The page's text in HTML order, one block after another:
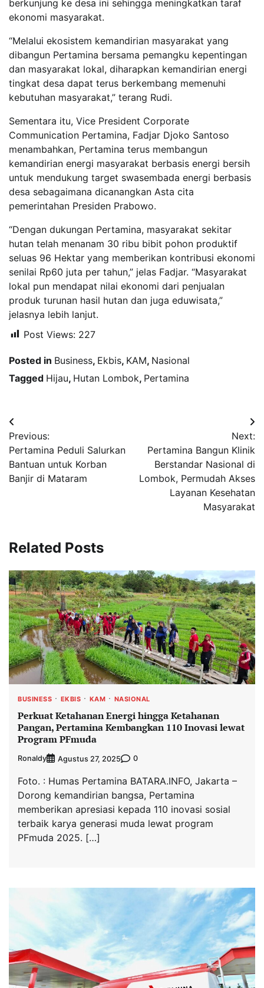
berkunjung ke desa ini sehingga meningkatkan taraf
ekonomi masyarakat.
“Melalui ekosistem kemandirian masyarakat yang
dibangun Pertamina bersama pemangku kepentingan
dan masyarakat lokal, diharapkan kemandirian energi
tingkat desa dapat terus berkembang memenuhi
kebutuhan masyarakat,” terang Rudi.
Sementara itu, Vice President Corporate
Communication Pertamina, Fadjar Djoko Santoso
menambahkan, Pertamina terus membangun
kemandirian energi masyarakat berbasis energi bersih
untuk mendukung target swasembada energi berbasis
desa sebagaimana dicanangkan Asta cita
pemerintahan Presiden Prabowo.
“Dengan dukungan Pertamina, masyarakat sekitar
hutan telah menanam 30 ribu bibit pohon produktif
seluas 96 Hektar yang memberikan kontribusi ekonomi
senilai Rp60 juta per tahun,” jelas Fadjar. “Masyarakat
lokal pun mendapat nilai ekonomi dari penjualan
produk turunan hasil hutan dan juga eduwisata,”
jelasnya lebih lanjut.
Post Views: 227
Posted in Business, Ekbis, KAM, Nasional
Tagged Hijau, Hutan Lombok, Pertamina
Navigasi
pos
Previous:
Pertamina Peduli Salurkan
Bantuan untuk Korban
Banjir di Mataram
Next:
Pertamina Bangun Klinik
Berstandar Nasional di
Lombok, Permudah Akses
Layanan Kesehatan
Masyarakat
Related Posts
BUSINESS EKBIS KAM NASIONAL
Perkuat Ketahanan Energi hingga Ketahanan
Pangan, Pertamina Kembangkan 110 Inovasi lewat
Program PFmuda
Ronaldy Agustus 27, 2025 0
Foto. : Humas Pertamina BATARA.INFO, Jakarta –
Dorong kemandirian bangsa, Pertamina
memberikan apresiasi kepada 110 inovasi sosial
terbaik karya generasi muda lewat program
PFmuda 2025. […]